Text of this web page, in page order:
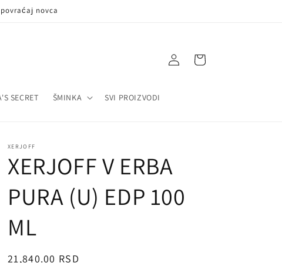
novca
SECRET ŠMINKA SVI PROIZVODI
Log
in
Korpa
XERJOFF
XERJOFF V ERBA
PURA (U) EDP 100
ML
Regularna
21,840.00 RSD